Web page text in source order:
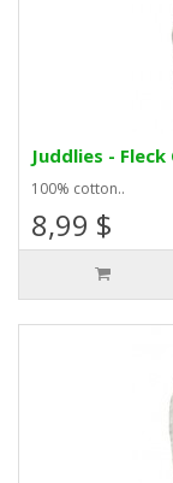
Juddlies -
100% cotton..
8,99 $